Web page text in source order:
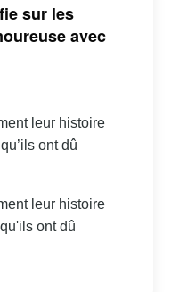
sur les
avec
leur histoire
ont dû
leur histoire
ont dû